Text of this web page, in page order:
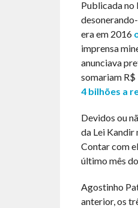
Publicada no
era em 2016
imprensa
anunciava
somariam
4 bilhões a
Devidos ou
da Lei Kandir
Contar com
último mês
Agostinho
anterior, os